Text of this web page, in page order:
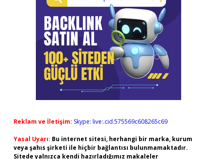
Reklam ve İletişim: Skype: live:.cid.575569c608265c69
Yasal Uyarı: Bu internet sitesi, herhangi bir marka, kurum
veya şahıs şirketi ile hiçbir bağlantısı bulunmamaktadır.
Sitede yalnızca kendi hazırladığımız makaleler